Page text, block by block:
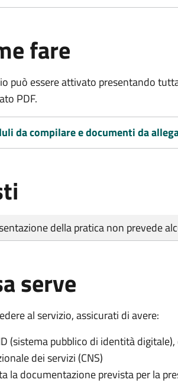
fare
può essere attivato presentando
PDF.
da compilare e documenti da
pagamentodella pratica non prevede
serve
al servizio, assicurati di avere:
(sistema pubblico di identità
dei servizi (CNS)
la documentazione prevista per la